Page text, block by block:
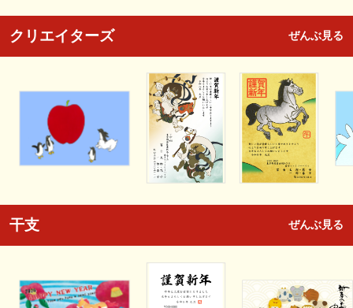
クリエイターズ ぜんぶ見る
干支 ぜんぶ見る